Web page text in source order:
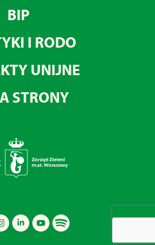
BIP
I RODO
UNIJNE
STRONY